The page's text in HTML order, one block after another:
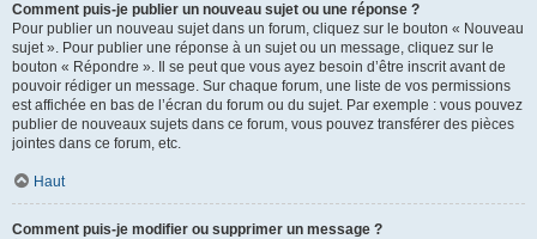
Comment puis-je publier un nouveau sujet ou une réponse ?
Pour publier un nouveau sujet dans un forum, cliquez sur le bouton « Nouveau
sujet ». Pour publier une réponse à un sujet ou un message, cliquez sur le
bouton « Répondre ». Il se peut que vous ayez besoin d’être inscrit avant de
pouvoir rédiger un message. Sur chaque forum, une liste de vos permissions
est affichée en bas de l’écran du forum ou du sujet. Par exemple : vous pouvez
publier de nouveaux sujets dans ce forum, vous pouvez transférer des pièces
jointes dans ce forum, etc.
Haut
Comment puis-je modifier ou supprimer un message ?